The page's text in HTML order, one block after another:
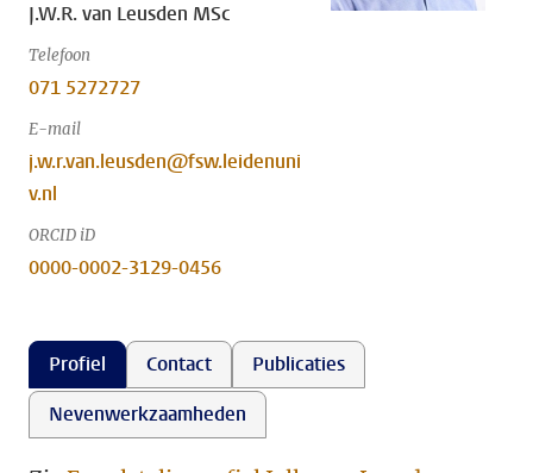
J.W.R. van Leusden MSc
Telefoon
071 5272727
E-mail
j.w.r.van.leusden@fsw.leidenuni
v.nl
ORCID iD
0000-0002-3129-0456
Profiel Contact
Publicaties
Nevenwerkzaamheden